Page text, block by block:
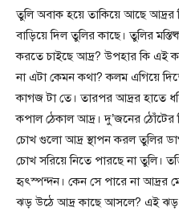
তুলি অবাক হয়ে তাকিয়ে আছে আদ্রর
বাড়িয়ে দিল তুলির কাছে। তুলির
করতে চাইছে আদ্র? উপহার কি এই
না এটা কেমন কথা? কলম এগিয়ে
কাগজ টা তে। তারপর আদ্রর হাতে
কপাল ঠেকাল আদ্র। দু’জনের ঠোঁটের
চোখ গুলো আদ্র স্থাপন করল তুলির
চোখ সরিয়ে নিতে পারছে না তুলি।
হৃৎস্পন্দন। কেন সে পারে না
ঝড় উঠে আদ্র কাছে আসলে? এই ঝড়